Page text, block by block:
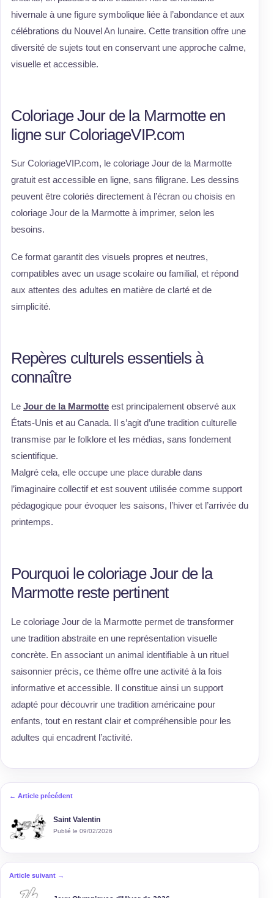
hivernale à une figure symbolique liée à l’abondance et aux
célébrations du Nouvel An lunaire. Cette transition offre une
diversité de sujets tout en conservant une approche calme,
visuelle et accessible.
Coloriage Jour de la Marmotte en
ligne sur ColoriageVIP.com
Sur ColoriageVIP.com, le coloriage Jour de la Marmotte
gratuit est accessible en ligne, sans filigrane. Les dessins
peuvent être coloriés directement à l’écran ou choisis en
coloriage Jour de la Marmotte à imprimer, selon les
besoins.
Ce format garantit des visuels propres et neutres,
compatibles avec un usage scolaire ou familial, et répond
aux attentes des adultes en matière de clarté et de
simplicité.
Repères culturels essentiels à
connaître
Le Jour de la Marmotte est principalement observé aux
États-Unis et au Canada. Il s’agit d’une tradition culturelle
transmise par le folklore et les médias, sans fondement
scientifique.
Malgré cela, elle occupe une place durable dans
l’imaginaire collectif et est souvent utilisée comme support
pédagogique pour évoquer les saisons, l’hiver et l’arrivée du
printemps.
Pourquoi le coloriage Jour de la
Marmotte reste pertinent
Le coloriage Jour de la Marmotte permet de transformer
une tradition abstraite en une représentation visuelle
concrète. En associant un animal identifiable à un rituel
saisonnier précis, ce thème offre une activité à la fois
informative et accessible. Il constitue ainsi un support
adapté pour découvrir une tradition américaine pour
enfants, tout en restant clair et compréhensible pour les
adultes qui encadrent l’activité.
← Article précédent
Saint Valentin
Publié le 09/02/2026
Article suivant →